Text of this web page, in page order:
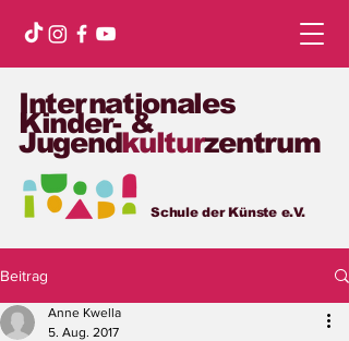
Internationales
Kinder- &
Jugendkulturzentrum
Schule der Künste e.V.
Beitrag
Anne Kwella
5. Aug. 2017